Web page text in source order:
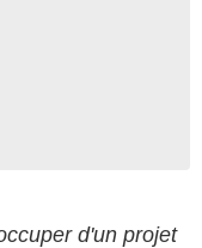
d'un projet